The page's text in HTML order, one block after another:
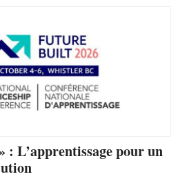
: L’apprentissage pour un